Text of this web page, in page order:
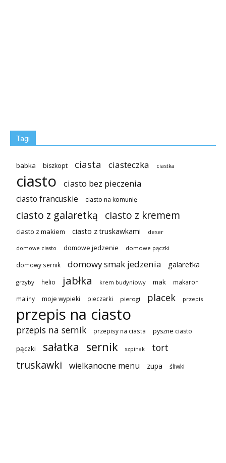
Tagi
babka biszkopt ciasta ciasteczka ciastka
ciasto ciasto bez pieczenia
ciasto francuskie ciasto na komunię
ciasto z galaretką ciasto z kremem
ciasto z makiem ciasto z truskawkami deser
domowe ciasto domowe jedzenie domowe pączki
domowy sernik domowy smak jedzenia galaretka
grzyby helio jabłka krem budyniowy mak makaron
maliny moje wypieki pieczarki pierogi placek przepis
przepis na ciasto
przepis na sernik przepisy na ciasta pyszne ciasto
pączki sałatka sernik szpinak tort
truskawki wielkanocne menu zupa śliwki